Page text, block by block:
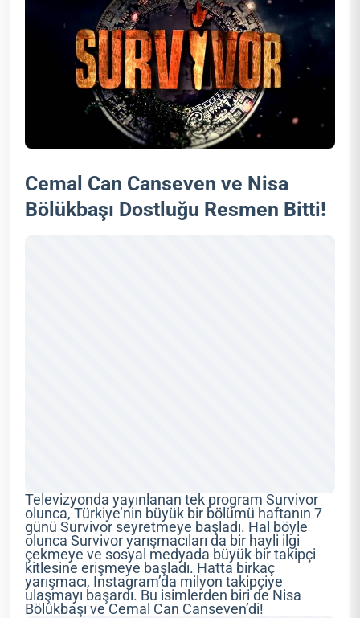
Cemal Can Canseven ve Nisa
Bölükbaşı Dostluğu Resmen Bitti!
Televizyonda yayınlanan tek program Survivor
olunca, Türkiye’nin büyük bir bölümü haftanın 7
günü Survivor seyretmeye başladı. Hal böyle
olunca Survivor yarışmacıları da bir hayli ilgi
çekmeye ve sosyal medyada büyük bir takipçi
kitlesine erişmeye başladı. Hatta birkaç
yarışmacı, Instagram’da milyon takipçiye
ulaşmayı başardı. Bu isimlerden biri de Nisa
Bölükbaşı ve Cemal Can Canseven’di!